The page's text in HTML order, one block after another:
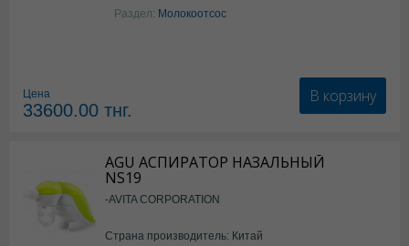
Раздел: Молокоотсос
Цена
33600.00 тнг.
В корзину
AGU АСПИРАТОР НАЗАЛЬНЫЙ
NS19
-AVITA CORPORATION
Страна производитель: Китай